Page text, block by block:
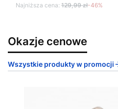
Najniższa cena: 129,99 zł-46%
Okazje cenowe
Wszystkie produkty w promocji